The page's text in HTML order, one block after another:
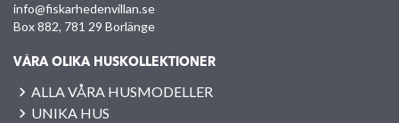
info@fiskarhedenvillan.se
Box 882, 781 29 Borlänge
VÅRA OLIKA HUSKOLLEKTIONER
ALLA VÅRA HUSMODELLER
UNIKA HUS